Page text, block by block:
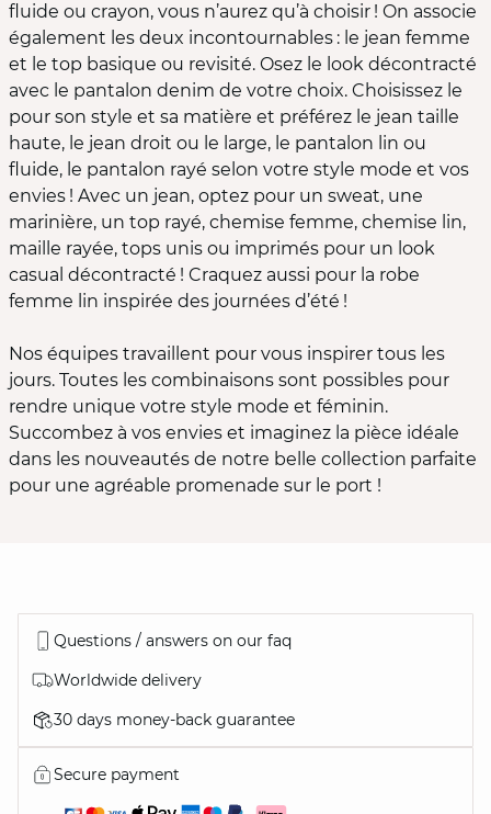
fluide ou crayon, vous n’aurez qu’à choisir ! On associe
également les deux incontournables : le jean femme
et le top basique ou revisité. Osez le look décontracté
avec le pantalon denim de votre choix. Choisissez le
pour son style et sa matière et préférez le jean taille
haute, le jean droit ou le large, le pantalon lin ou
fluide, le pantalon rayé selon votre style mode et vos
envies ! Avec un jean, optez pour un sweat, une
marinière, un top rayé, chemise femme, chemise lin,
maille rayée, tops unis ou imprimés pour un look
casual décontracté ! Craquez aussi pour la robe
femme lin inspirée des journées d’été !
Nos équipes travaillent pour vous inspirer tous les
jours. Toutes les combinaisons sont possibles pour
rendre unique votre style mode et féminin.
Succombez à vos envies et imaginez la pièce idéale
dans les nouveautés de notre belle collection parfaite
pour une agréable promenade sur le port !
Questions / answers on our faq
Worldwide delivery
30 days money-back guarantee
Secure payment